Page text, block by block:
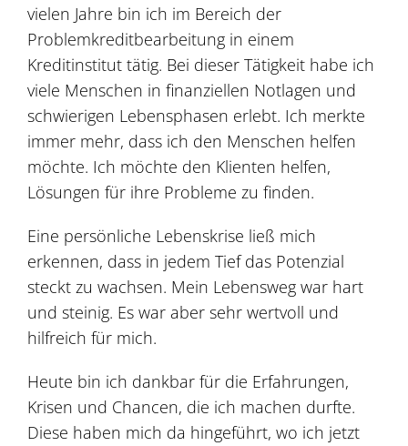
vielen Jahre bin ich im Bereich der
Problemkreditbearbeitung in einem
Kreditinstitut tätig. Bei dieser Tätigkeit habe ich
viele Menschen in finanziellen Notlagen und
schwierigen Lebensphasen erlebt. Ich merkte
immer mehr, dass ich den Menschen helfen
möchte. Ich möchte den Klienten helfen,
Lösungen für ihre Probleme zu finden.
Eine persönliche Lebenskrise ließ mich
erkennen, dass in jedem Tief das Potenzial
steckt zu wachsen. Mein Lebensweg war hart
und steinig. Es war aber sehr wertvoll und
hilfreich für mich.
Heute bin ich dankbar für die Erfahrungen,
Krisen und Chancen, die ich machen durfte.
Diese haben mich da hingeführt, wo ich jetzt